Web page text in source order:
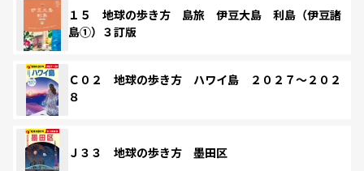
１５ 地球の歩き方 島旅 伊豆大島 利島（伊豆諸
島①）３訂版
Ｃ０２ 地球の歩き方 ハワイ島 ２０２７～２０２
８
Ｊ３３ 地球の歩き方 墨田区